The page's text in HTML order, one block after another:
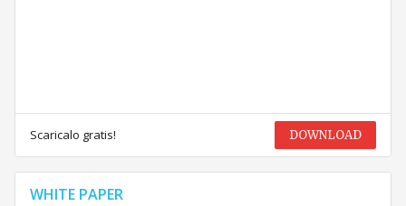
Scaricalo gratis! DOWNLOAD
WHITE PAPER